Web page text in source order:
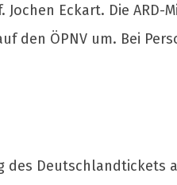
Eckart. Die ARD-
den ÖPNV um. Bei
des Deutschlandtickets